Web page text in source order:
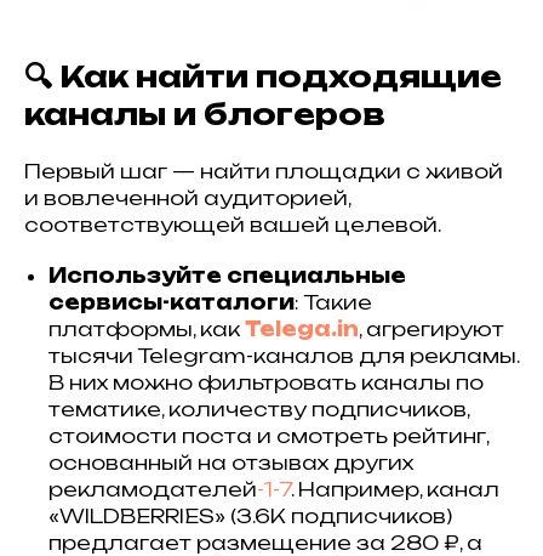
🔍 Как найти подходящие
каналы и блогеров
Первый шаг — найти площадки с живой
и вовлеченной аудиторией,
соответствующей вашей целевой.
Используйте специальные
сервисы-каталоги: Такие
платформы, как Telega.in, агрегируют
тысячи Telegram-каналов для рекламы.
В них можно фильтровать каналы по
тематике, количеству подписчиков,
стоимости поста и смотреть рейтинг,
основанный на отзывах других
рекламодателей-1-7. Например, канал
«WILDBERRIES» (3.6K подписчиков)
предлагает размещение за 280 ₽, а